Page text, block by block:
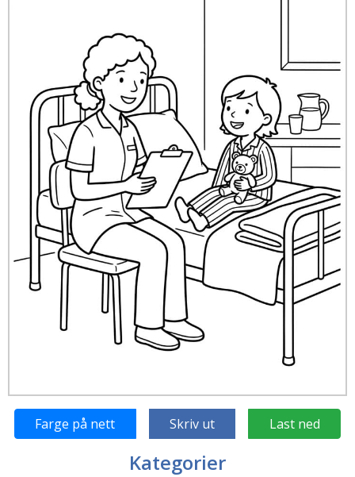
Farge på nett Skriv ut Last ned
Kategorier